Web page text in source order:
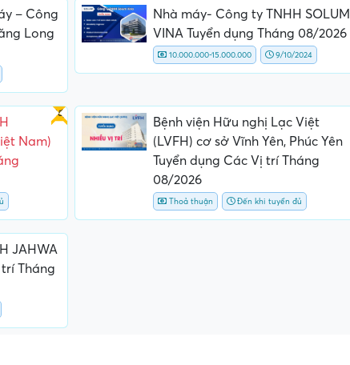
– Công
Long
Nhà máy- Công ty TNHH SOLUM
VINA Tuyển dụng Tháng 08/2026
10.000.000-15.000.000 9/10/2024
Gấp
Nam)
Bệnh viện Hữu nghị Lạc Việt
(LVFH) cơ sở Vĩnh Yên, Phúc Yên
Tuyển dụng Các Vị trí Tháng
08/2026
Thoả thuận Đến khi tuyển đủ
JAHWA
Tháng